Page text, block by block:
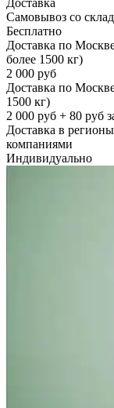
Самовывоз со
Бесплатно
Доставка по
более 1500 кг)
2 000 руб
Доставка по
1500 кг)
2 000 руб + 80 руб
Доставка в
компаниями
Индивидуально